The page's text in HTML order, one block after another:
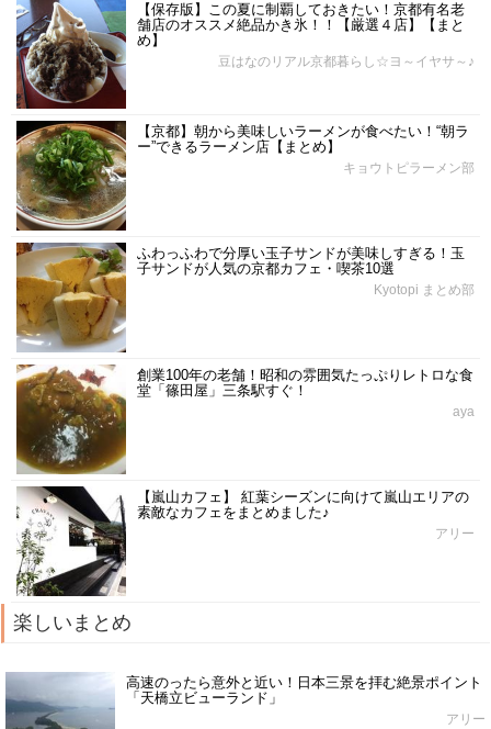
【保存版】この夏に制覇しておきたい！京都有名老
舗店のオススメ絶品かき氷！！【厳選４店】【まと
め】
豆はなのリアル京都暮らし☆ヨ～イヤサ～♪
【京都】朝から美味しいラーメンが食べたい！“朝ラ
ー”できるラーメン店【まとめ】
キョウトピラーメン部
ふわっふわで分厚い玉子サンドが美味しすぎる！玉
子サンドが人気の京都カフェ・喫茶10選
Kyotopi まとめ部
創業100年の老舗！昭和の雰囲気たっぷりレトロな食
堂「篠田屋」三条駅すぐ！
aya
【嵐山カフェ】 紅葉シーズンに向けて嵐山エリアの
素敵なカフェをまとめました♪
アリー
楽しいまとめ
高速のったら意外と近い！日本三景を拝む絶景ポイント
「天橋立ビューランド」
アリー